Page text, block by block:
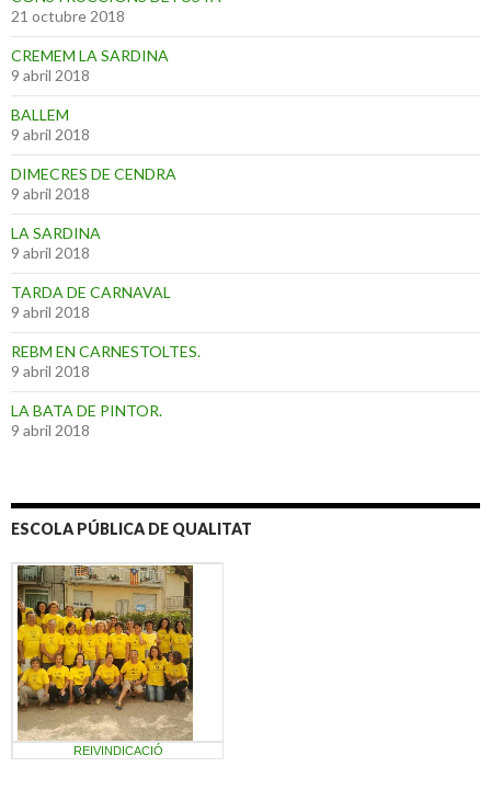
21 octubre 2018
CREMEM LA SARDINA
9 abril 2018
BALLEM
9 abril 2018
DIMECRES DE CENDRA
9 abril 2018
LA SARDINA
9 abril 2018
TARDA DE CARNAVAL
9 abril 2018
REBM EN CARNESTOLTES.
9 abril 2018
LA BATA DE PINTOR.
9 abril 2018
ESCOLA PÚBLICA DE QUALITAT
REIVINDICACIÓ